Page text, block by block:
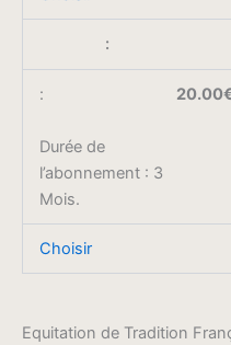
Equitation de Tradition
Durée de
l’abonnement : 3
Mois.
Choisir